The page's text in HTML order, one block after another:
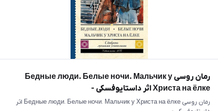
رمان روسی Бедные люди. Белые ночи. Мальчик у
Христа на ёлке اثر داستایوفسکی -
رمان روسی Бедные люди. Белые ночи. Мальчик у Христа на ёлке اثر